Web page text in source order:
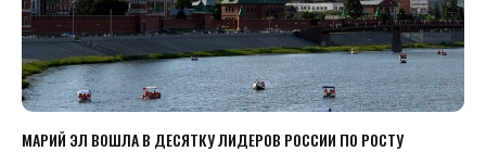
МАРИЙ ЭЛ ВОШЛА В ДЕСЯТКУ ЛИДЕРОВ РОССИИ ПО РОСТУ